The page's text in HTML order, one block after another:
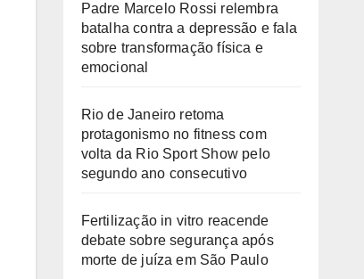
Padre Marcelo Rossi relembra
batalha contra a depressão e fala
sobre transformação física e
emocional
Rio de Janeiro retoma
protagonismo no fitness com
volta da Rio Sport Show pelo
segundo ano consecutivo
Fertilização in vitro reacende
debate sobre segurança após
morte de juíza em São Paulo